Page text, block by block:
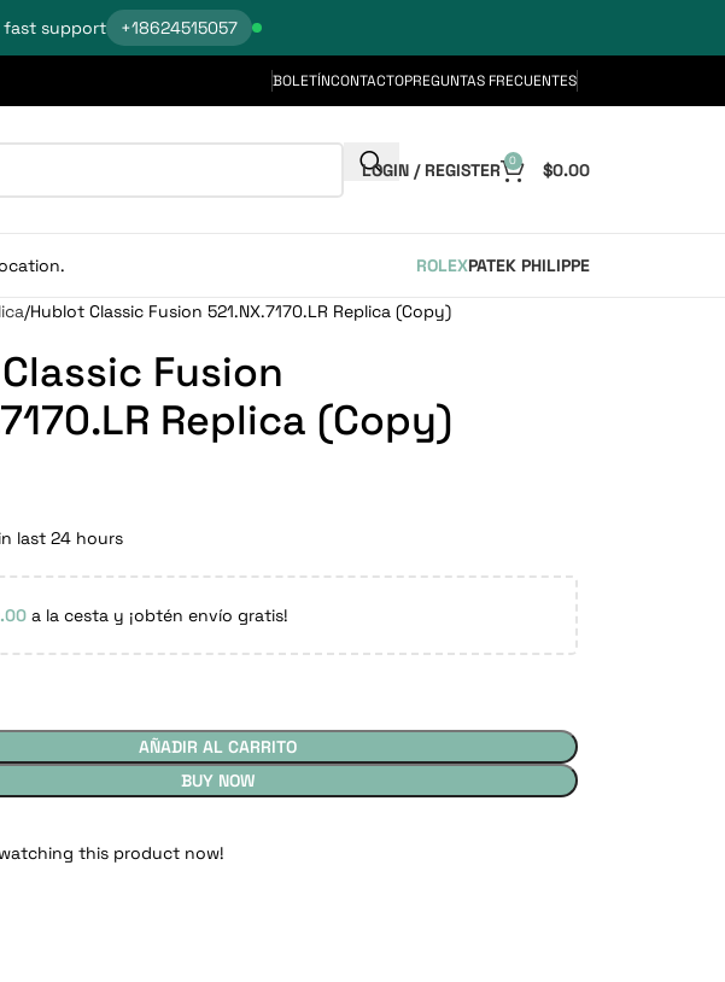
fast support +18624515057
BOLETÍNCONTACTOPREGUNTAS FRECUENTES
LOGIN / REGISTER 0 $0.00
ROLEXPATEK PHILIPPE
Hublot Classic Fusion 521.NX.7170.LR Replica (Copy)
Fusion
Replica (Copy)
last 24 hours
a la cesta y ¡obtén envío gratis!
AÑADIR AL CARRITO
BUY NOW
this product now!